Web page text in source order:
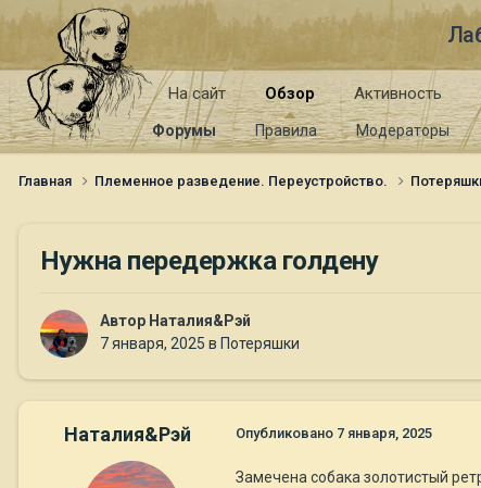
На сайт Обзор
Форумы Правила Модераторы
Активность
Главная Племенное разведение. Переустройство.
Нужна передержка голдену
Автор Наталия&Рэй
7 января, 2025 в Потеряшки
Наталия&Рэй Опубликовано 7 января, 2025
Замечена собака золотистый